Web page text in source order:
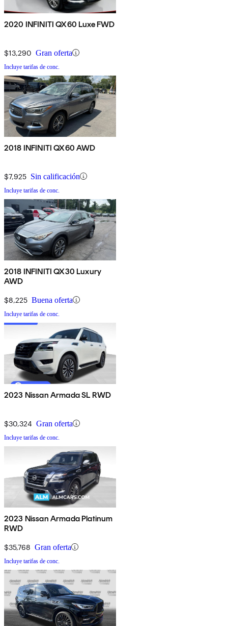
2020 INFINITI QX60 Luxe FWD
$13,290 Gran oferta
Incluye tarifas de conc.
2018 INFINITI QX60 AWD
$7,925 Sin calificación
Incluye tarifas de conc.
2018 INFINITI QX30 Luxury
AWD
$8,225 Buena oferta
Incluye tarifas de conc.
2023 Nissan Armada SL RWD
$30,324 Gran oferta
Incluye tarifas de conc.
2023 Nissan Armada Platinum
RWD
$35,768 Gran oferta
Incluye tarifas de conc.